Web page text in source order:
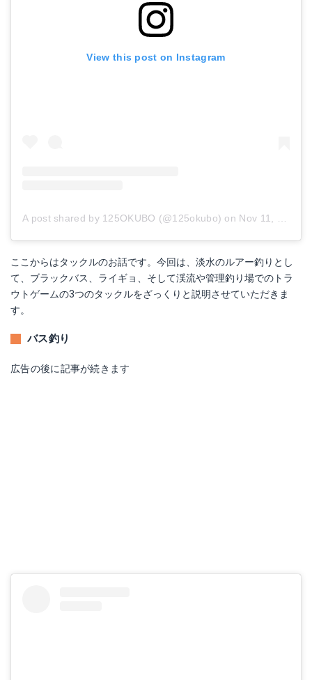
View this post on Instagram
A post shared by 125OKUBO (@125okubo) on Nov 11, 2018 at 1:18am PST
ここからはタックルのお話です。今回は、淡水のルアー釣りとし
て、ブラックバス、ライギョ、そして渓流や管理釣り場でのトラ
ウトゲームの3つのタックルをざっくりと説明させていただきま
す。
バス釣り
広告の後に記事が続きます